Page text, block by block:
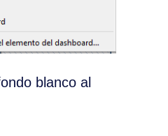
blanco al